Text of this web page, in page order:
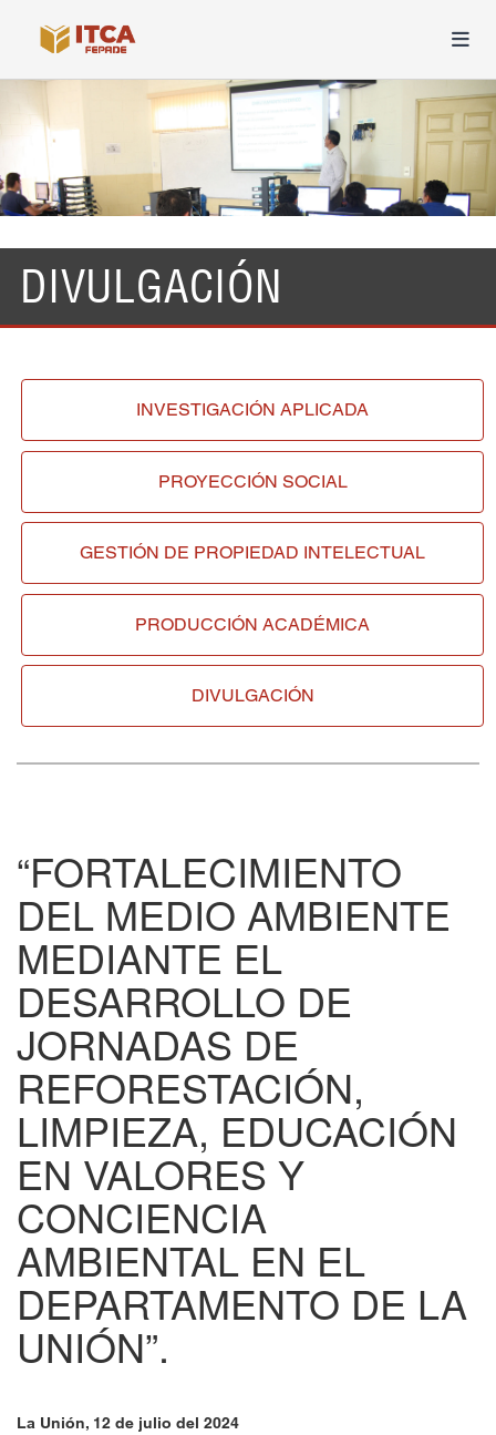
DIVULGACIÓN
INVESTIGACIÓNAPLICADA
PROYECCIÓN SOCIAL
GESTIÓN DE PROPIEDAD INTELECTUAL
PRODUCCIÓN ACADÉMICA
DIVULGACIÓN
“FORTALECIMIENTO
DEL MEDIO AMBIENTE
MEDIANTE EL
DESARROLLO DE
JORNADAS DE
REFORESTACIÓN,
LIMPIEZA, EDUCACIÓN
EN VALORES Y
CONCIENCIA
AMBIENTAL EN EL
DEPARTAMENTO DE LA
UNIÓN”.
La Unión, 12 de julio del 2024